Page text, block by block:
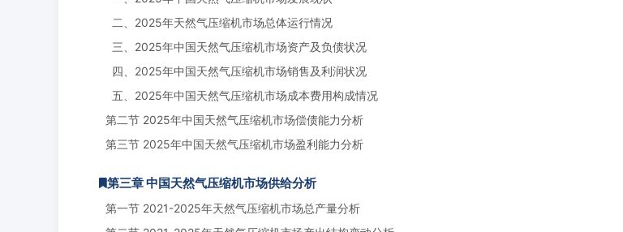
二、2025年天然气压缩机市场总体运行情况
三、2025年中国天然气压缩机市场资产及负债状况
四、2025年中国天然气压缩机市场销售及利润状况
五、2025年中国天然气压缩机市场成本费用构成情况
第二节 2025年中国天然气压缩机市场偿债能力分析
第三节 2025年中国天然气压缩机市场盈利能力分析
第三章 中国天然气压缩机市场供给分析
第一节 2021-2025年天然气压缩机市场总产量分析